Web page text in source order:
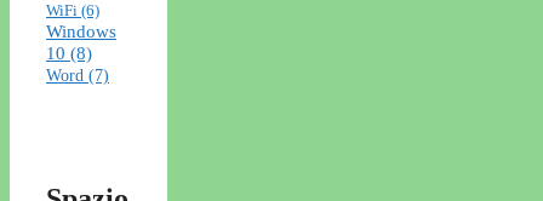
WiFi (6)
Windows
10 (8)
Word (7)